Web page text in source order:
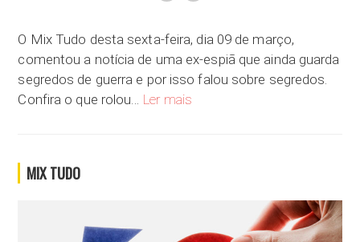
O Mix Tudo desta sexta-feira, dia 09 de março,
comentou a notícia de uma ex-espiã que ainda guarda
segredos de guerra e por isso falou sobre segredos.
Confira o que rolou… Ler mais
MIX TUDO